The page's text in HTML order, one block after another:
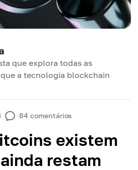
que explora todas as
a tecnologia blockchain
84 comentários
existem
restam